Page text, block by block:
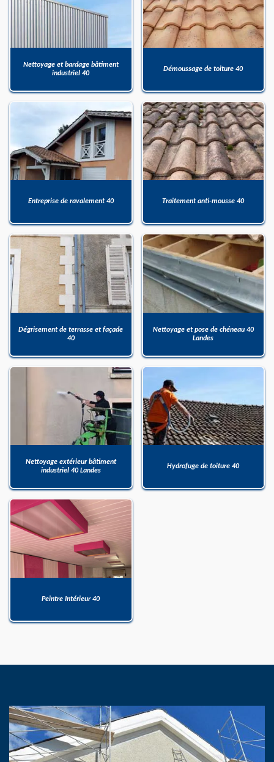
Nettoyage et bardage bâtiment
industriel 40
Démoussage de toiture 40
Entreprise de ravalement 40 Traitement anti-mousse 40
Dégrisement de terrasse et façade
40
Nettoyage et pose de chéneau 40
Landes
Nettoyage extérieur bâtiment
industriel 40 Landes
Hydrofuge de toiture 40
Peintre Intérieur 40